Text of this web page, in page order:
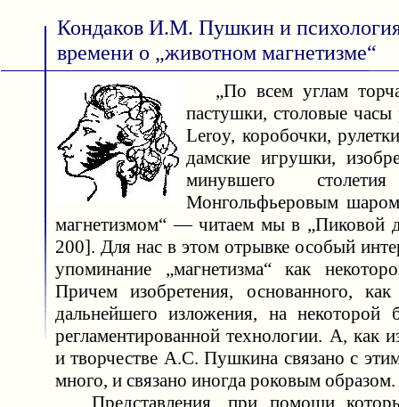
Кондаков И.М. Пушкин и
времени о „животном магнетизме“
„По всем углам
пастушки, столовые часы
Leroy, коробочки,
дамские игрушки,
минувшего
Монгольфьеровым
магнетизмом“ — читаем мы в „Пиковой
200]. Для нас в этом отрывке особый
упоминание „магнетизма“ как
Причем изобретения, основанного,
дальнейшего изложения, на некоторой
регламентированной технологии. А, как
и творчестве А.С. Пушкина связано с
много, и связано иногда роковым образом.
Представления, при помощи